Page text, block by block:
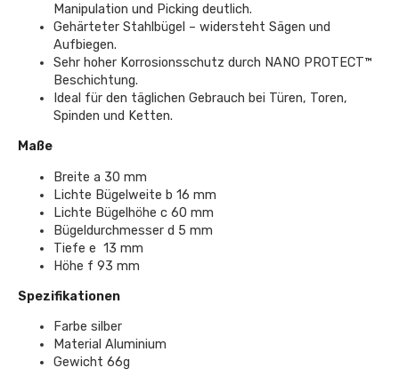
Manipulation und Picking deutlich.
Gehärteter Stahlbügel – widersteht Sägen und
Aufbiegen.
Sehr hoher Korrosionsschutz durch NANO PROTECT™
Beschichtung.
Ideal für den täglichen Gebrauch bei Türen, Toren,
Spinden und Ketten.
Maße
Breite a 30 mm
Lichte Bügelweite b 16 mm
Lichte Bügelhöhe c 60 mm
Bügeldurchmesser d 5 mm
Tiefe e 13 mm
Höhe f 93 mm
Spezifikationen
Farbe silber
Material Aluminium
Gewicht 66g